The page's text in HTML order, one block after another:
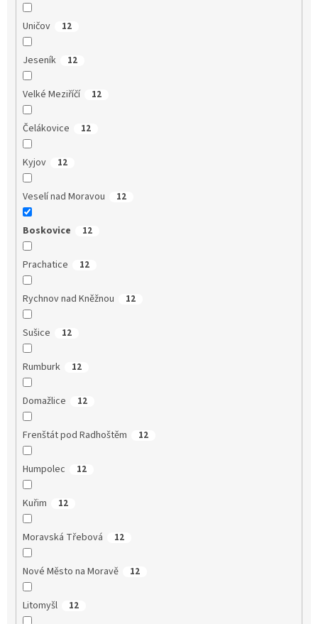
Uničov 12
Jeseník 12
Velké Meziříčí 12
Čelákovice 12
Kyjov 12
Veselí nad Moravou 12
Boskovice 12
Prachatice 12
Rychnov nad Kněžnou 12
Sušice 12
Rumburk 12
Domažlice 12
Frenštát pod Radhoštěm 12
Humpolec 12
Kuřim 12
Moravská Třebová 12
Nové Město na Moravě 12
Litomyšl 12